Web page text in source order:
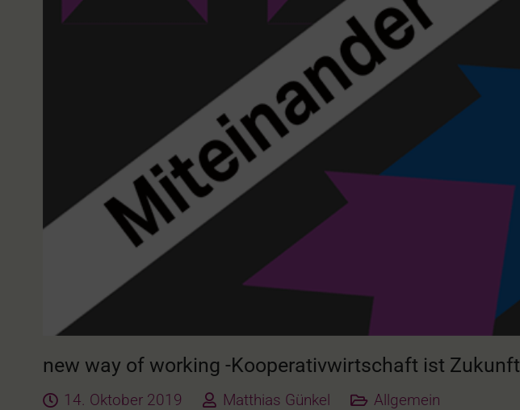
new way of working -Kooperativwirtschaft ist Zukunft
14. Oktober 2019 Matthias Günkel Allgemein